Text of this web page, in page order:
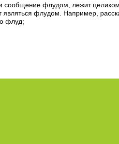
флудом, лежит целиком
являться флудом. Например,
флуд;